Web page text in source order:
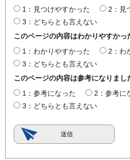
1：見つけやすかった
2：見
3：どちらとも言えない
このページの内容はわかりやすかっ
1：わかりやすかった
2：わ
3：どちらとも言えない
このページの内容は参考になりまし
1：参考になった
2：参考に
3：どちらとも言えない